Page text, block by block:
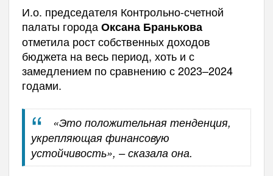
И.о. председателя Контрольно-счетной
палаты городаОксана Бранькова
отметила рост собственных доходов
бюджета на весь период, хоть и с
замедлением по сравнению с 2023–2024
годами.
«Это положительная тенденция,
укрепляющая финансовую
устойчивость», – сказала она.